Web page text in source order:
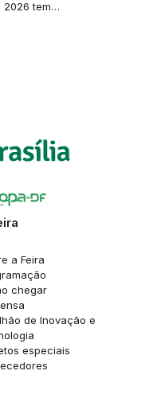
2026 tem…
a Feira
chegar
de Inovação e
especiais